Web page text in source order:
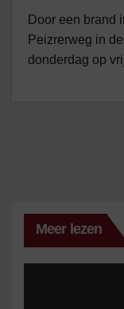
Door een brand
Peizrerweg in
donderdag op
Meer lezen